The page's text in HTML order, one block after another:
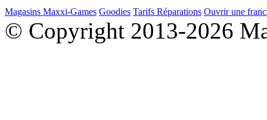
Magasins Maxxi-Games Goodies Tarifs Réparations Ouvrir une
© Copyright 2013-2026